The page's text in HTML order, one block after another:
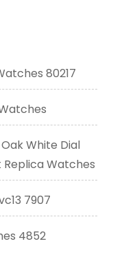
80217
White Dial
Replica Watches
7907
4852